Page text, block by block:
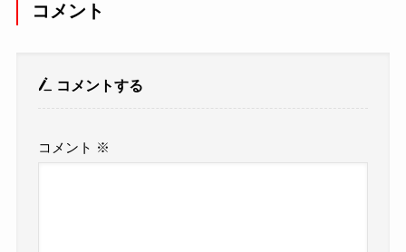
コメント
コメントする
コメント ※